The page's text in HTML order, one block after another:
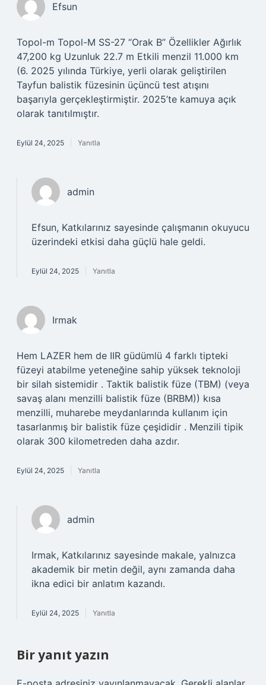
Efsun
Topol-m Topol-M SS-27 “Orak B” Özellikler Ağırlık
47,200 kg Uzunluk 22.7 m Etkili menzil 11.000 km
(6. 2025 yılında Türkiye, yerli olarak geliştirilen
Tayfun balistik füzesinin üçüncü test atışını
başarıyla gerçekleştirmiştir. 2025’te kamuya açık
olarak tanıtılmıştır.
Eylül 24, 2025 Yanıtla
admin
Efsun, Katkılarınız sayesinde çalışmanın okuyucu
üzerindeki etkisi daha güçlü hale geldi.
Eylül 24, 2025 Yanıtla
Irmak
Hem LAZER hem de IIR güdümlü 4 farklı tipteki
füzeyi atabilme yeteneğine sahip yüksek teknoloji
bir silah sistemidir . Taktik balistik füze (TBM) (veya
savaş alanı menzilli balistik füze (BRBM)) kısa
menzilli, muharebe meydanlarında kullanım için
tasarlanmış bir balistik füze çeşididir . Menzili tipik
olarak 300 kilometreden daha azdır.
Eylül 24, 2025 Yanıtla
admin
Irmak, Katkılarınız sayesinde makale, yalnızca
akademik bir metin değil, aynı zamanda daha
ikna edici bir anlatım kazandı.
Eylül 24, 2025 Yanıtla
Bir yanıt yazın